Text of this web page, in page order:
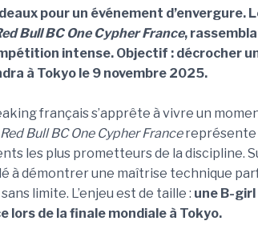
pour un événement d’envergure.
Bull BC One Cypher France,
intense. Objectif : décrocher
à Tokyo le 9 novembre 2025.
français s’apprête à vivre un
Red Bull BC One Cypher Francereprésente
les plus prometteurs de la discipline.
à démontrer une maîtrise technique
limite. L’enjeu est de taille : une B-
lors de la finale mondiale à Tokyo.